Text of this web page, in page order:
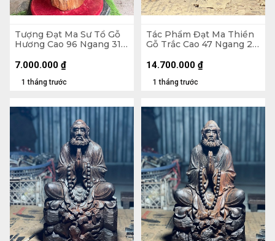
Tượng Đạt Ma Sư Tổ Gỗ
Hương Cao 96 Ngang 31
1 tháng trước
7.000.000 ₫
Tác Phẩm Đạt Ma Thiền
Gỗ Trắc Cao 47 Ngang 26
1 tháng trước
14.700.000 ₫